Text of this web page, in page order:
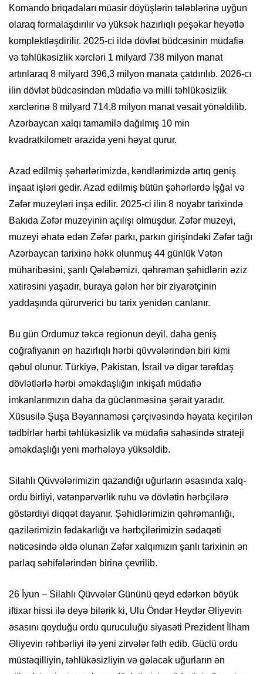
Komando briqadaları müasir döyüşlərin tələblərinə uyğun
olaraq formalaşdırılır və yüksək hazırlıqlı peşəkar heyətlə
komplektləşdirilir. 2025-ci ildə dövlət büdcəsinin müdafiə
və təhlükəsizlik xərcləri 1 milyard 738 milyon manat
artırılaraq 8 milyard 396,3 milyon manata çatdırılıb. 2026-cı
ilin dövlət büdcəsindən müdafiə və milli təhlükəsizlik
xərclərinə 8 milyard 714,8 milyon manat vəsait yönəldilib.
Azərbaycan xalqı tamamilə dağılmış 10 min
kvadratkilometr ərazidə yeni həyat qurur.
Azad edilmiş şəhərlərimizdə, kəndlərimizdə artıq geniş
inşaat işləri gedir. Azad edilmiş bütün şəhərlərdə İşğal və
Zəfər muzeyləri inşa edilir. 2025-ci ilin 8 noyabr tarixində
Bakıda Zəfər muzeyinin açılışı olmuşdur. Zəfər muzeyi,
muzeyi əhatə edən Zəfər parkı, parkın girişindəki Zəfər tağı
Azərbaycan tarixinə həkk olunmuş 44 günlük Vətən
müharibəsini, şanlı Qələbəmizi, qəhrəman şəhidlərin əziz
xatirəsini yaşadır, buraya gələn hər bir ziyarətçinin
yaddaşında qürurverici bu tarix yenidən canlanır.
Bu gün Ordumuz təkcə regionun deyil, daha geniş
coğrafiyanın ən hazırlıqlı hərbi qüvvələrindən biri kimi
qəbul olunur. Türkiyə, Pakistan, İsrail və digər tərəfdaş
dövlətlərlə hərbi əməkdaşlığın inkişafı müdafiə
imkanlarımızın daha da güclənməsinə şərait yaradır.
Xüsusilə Şuşa Bəyannaməsi çərçivəsində həyata keçirilən
tədbirlər hərbi təhlükəsizlik və müdafiə sahəsində strateji
əməkdaşlığı yeni mərhələyə yüksəldib.
Silahlı Qüvvələrimizin qazandığı uğurların əsasında xalq-
ordu birliyi, vətənpərvərlik ruhu və dövlətin hərbçilərə
göstərdiyi diqqət dayanır. Şəhidlərimizin qəhrəmanlığı,
qazilərimizin fədakarlığı və hərbçilərimizin sədaqəti
nəticəsində əldə olunan Zəfər xalqımızın şanlı tarixinin ən
parlaq səhifələrindən birinə çevrilib.
26 İyun – Silahlı Qüvvələr Gününü qeyd edərkən böyük
iftixar hissi ilə deyə bilərik ki, Ulu Öndər Heydər Əliyevin
əsasını qoyduğu ordu quruculuğu siyasəti Prezident İlham
Əliyevin rəhbərliyi ilə yeni zirvələr fəth edib. Güclü ordu
müstəqilliyin, təhlükəsizliyin və gələcək uğurların ən